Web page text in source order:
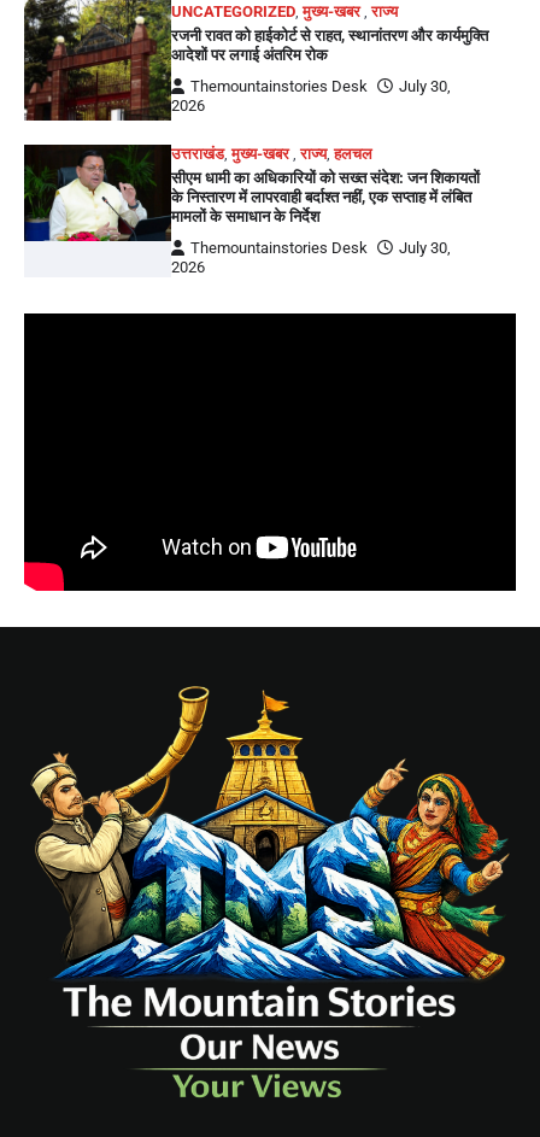
UNCATEGORIZED ,मुख्य-खबर ,राज्य
रजनी रावत को हाईकोर्ट से राहत, स्थानांतरण और कार्यमुक्ति
आदेशों पर लगाई अंतरिम रोक
Themountainstories Desk
July 30,
2026
उत्तराखंड,मुख्य-खबर,राज्य,हलचल
सीएम धामी का अधिकारियों को सख्त संदेश: जन शिकायतों
के निस्तारण में लापरवाही बर्दाश्त नहीं, एक सप्ताह में लंबित
मामलों के समाधान के निर्देश
Themountainstories Desk
July 30,
2026